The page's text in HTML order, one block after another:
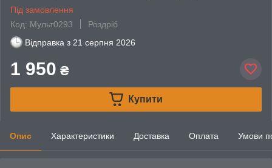
Під замовлення
Код: Мульт0293
Роздріб
Відправка з 21 серпня 2026
1 950 ₴
Купити
Опис Характеристики Доставка Оплата Умови